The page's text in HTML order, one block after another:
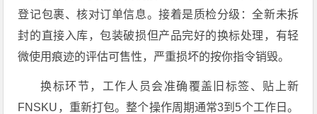
登记包裹、核对订单信息。接着是质检分级：全新未拆
封的直接入库，包装破损但产品完好的换标处理，有轻
微使用痕迹的评估可售性，严重损坏的按你指令销毁。
换标环节，工作人员会准确覆盖旧标签、贴上新
FNSKU，重新打包。整个操作周期通常3到5个工作日。